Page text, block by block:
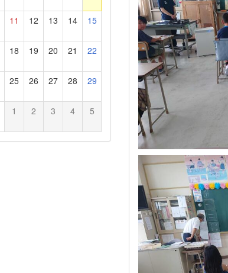
11 12 13 14 15
18 19 20 21 22
25 26 27 28 29
1 2 3 4 5